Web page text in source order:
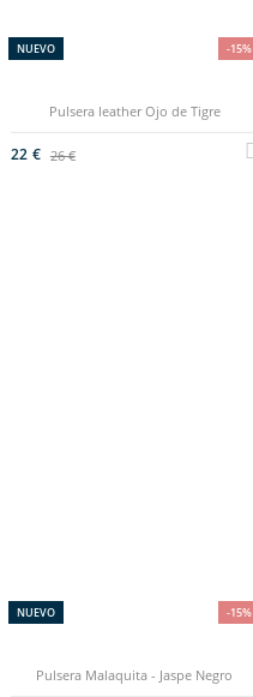
-15%
NUEVO
Pulsera leather Ojo de Tigre
22 € 26 €
-15%
NUEVO
Pulsera Malaquita - Jaspe Negro